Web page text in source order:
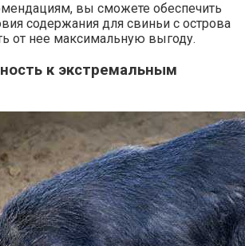
вы сможете обеспечить
содержания для свиньи с острова
от нее максимальную выгоду.
к экстремальным